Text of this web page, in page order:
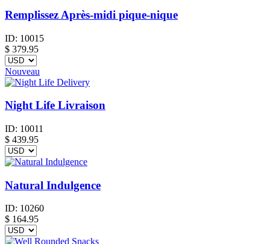
Remplissez Après-midi pique-nique
ID: 10015
$ 379.95
Nouveau
Night Life Livraison
ID: 10011
$ 439.95
Natural Indulgence
ID: 10260
$ 164.95